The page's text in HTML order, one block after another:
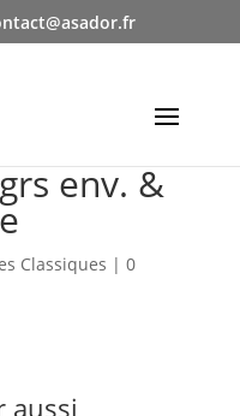
env. &
Classiques | 0
aussi